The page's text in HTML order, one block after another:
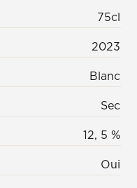
75cl
2023
Blanc
Sec
12, 5 %
Oui